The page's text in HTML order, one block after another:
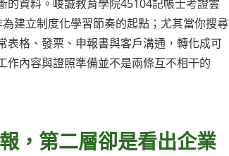
的資料。峻誠教育學院45104記帳士考證雲
建立制度化學習節奏的起點；尤其當你搜尋
表格、發票、申報書與客戶溝通，轉化成可
作內容與證照準備並不是兩條互不相干的
，第二層卻是看出企業